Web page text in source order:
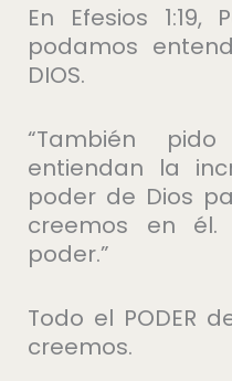
En Efesios
podamos
DIOS.
“También
entiendan la
poder de Dios
creemos en
poder.”
Todo el PODER
creemos.